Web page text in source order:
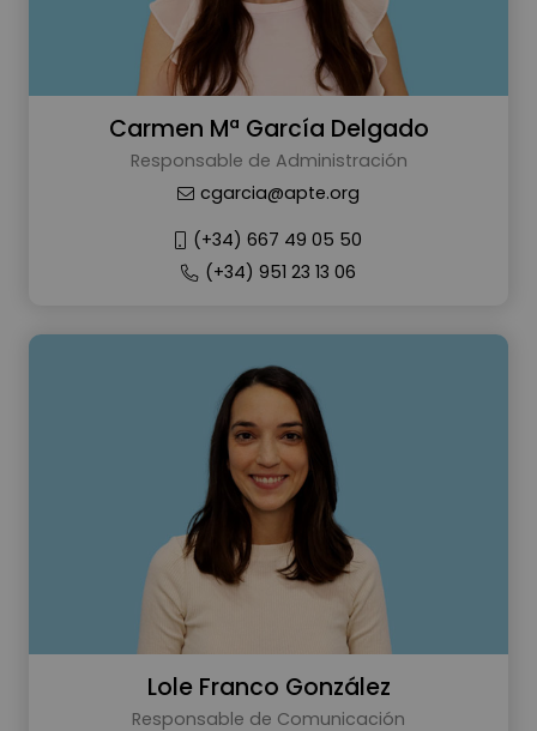
Carmen Mª García Delgado
Responsable de Administración
cgarcia@apte.org
(+34) 667 49 05 50
(+34) 951 23 13 06
Lole Franco González
Responsable de Comunicación